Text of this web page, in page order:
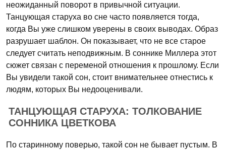
неожиданный поворот в привычной ситуации.
Танцующая старуха во сне часто появляется тогда,
когда Вы уже слишком уверены в своих выводах. Образ
разрушает шаблон. Он показывает, что не все старое
следует считать неподвижным. В соннике Миллера этот
сюжет связан с переменой отношения к прошлому. Если
Вы увидели такой сон, стоит внимательнее отнестись к
людям, которых Вы недооценивали.
ТАНЦУЮЩАЯ СТАРУХА: ТОЛКОВАНИЕ
СОННИКА ЦВЕТКОВА
По старинному поверью, такой сон не бывает пустым. В